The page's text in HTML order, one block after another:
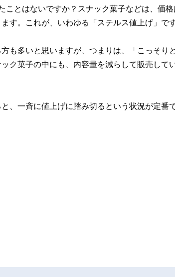
ことはないですか？スナック菓子などは、価格
す。これが、いわゆる「ステルス値上げ」で
も多いと思いますが、つまりは、「こっそり
ク菓子の中にも、内容量を減らして販売して
、一斉に値上げに踏み切るという状況が定番